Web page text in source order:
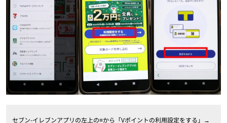
セブン-イレブンアプリの左上の≡から「Vポイントの利用設定をする」→